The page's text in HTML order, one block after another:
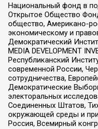
Национальный фонд в
Открытое Общество
общество, Американо-
экономическому и
Демократический
MEDIA DEVELOPMENT
Республиканский
современной России,
сотрудничества,
Демократические
электоральных
Соединенных Штатов,
окружающей среды и
Россия, Всемирный